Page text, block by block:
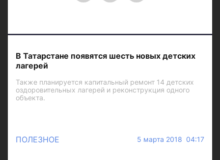
В Татарстане появятся шесть новых детских
лагерей
Также планируется капитальный ремонт 14 детских
оздоровительных лагерей и реконструкция одного
объекта.
ПОЛЕЗНОЕ 5 марта 2018 04:17